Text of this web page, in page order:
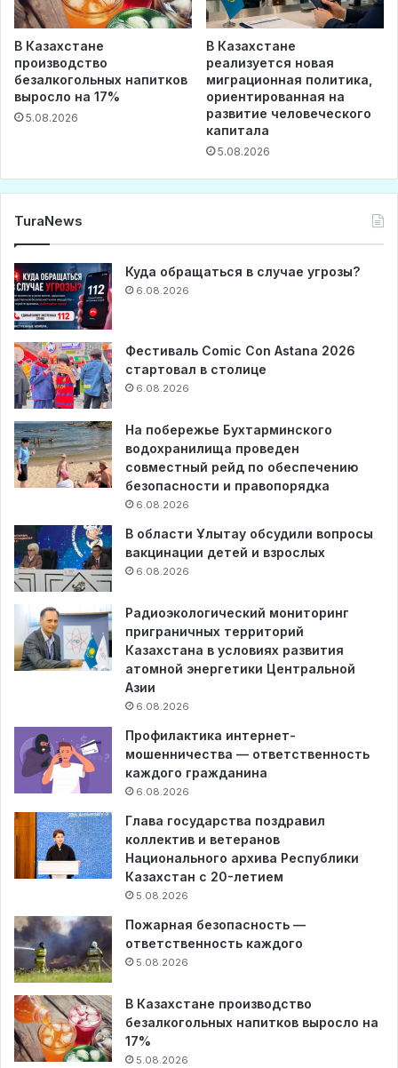
В Казахстане
производство
безалкогольных напитков
выросло на 17%
5.08.2026
В Казахстане
реализуется новая
миграционная политика,
ориентированная на
развитие человеческого
капитала
5.08.2026
TuraNews
Куда обращаться в случае угрозы?
6.08.2026
Фестиваль Comic Con Astana 2026
стартовал в столице
6.08.2026
На побережье Бухтарминского
водохранилища проведен
совместный рейд по обеспечению
безопасности и правопорядка
6.08.2026
В области Ұлытау обсудили вопросы
вакцинации детей и взрослых
6.08.2026
Радиоэкологический мониторинг
приграничных территорий
Казахстана в условиях развития
атомной энергетики Центральной
Азии
6.08.2026
Профилактика интернет-
мошенничества — ответственность
каждого гражданина
6.08.2026
Глава государства поздравил
коллектив и ветеранов
Национального архива Республики
Казахстан с 20-летием
5.08.2026
Пожарная безопасность —
ответственность каждого
5.08.2026
В Казахстане производство
безалкогольных напитков выросло на
17%
5.08.2026